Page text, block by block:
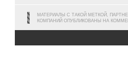
МАТЕРИАЛЫ С ТАКОЙ МЕТКОЙ,
КОМПАНИЙ ОПУБЛИКОВАНЫ НА